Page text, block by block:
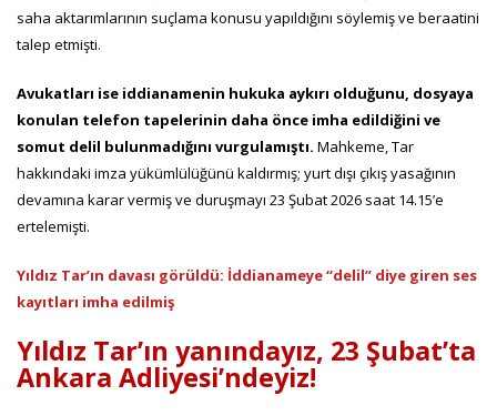
saha aktarımlarının suçlama konusu yapıldığını söylemiş ve beraatini
talep etmişti.
Avukatları ise iddianamenin hukuka aykırı olduğunu, dosyaya
konulan telefon tapelerinin daha önce imha edildiğini ve
somut delil bulunmadığını vurgulamıştı. Mahkeme, Tar
hakkındaki imza yükümlülüğünü kaldırmış; yurt dışı çıkış yasağının
devamına karar vermiş ve duruşmayı 23 Şubat 2026 saat 14.15’e
ertelemişti.
Yıldız Tar’ın davası görüldü: İddianameye “delil” diye giren ses
kayıtları imha edilmiş
Yıldız Tar’ın yanındayız, 23 Şubat’ta
Ankara Adliyesi’ndeyiz!